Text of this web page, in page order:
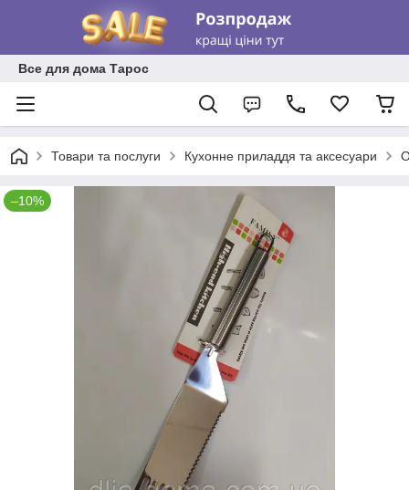
Все для дома Тарос
Товари та послуги Кухонне приладдя та аксесуари
–10%